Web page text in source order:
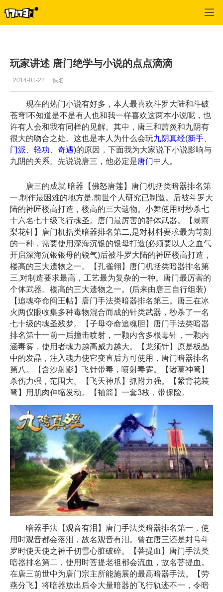
玩家讲述 唐门绝学与小说的点点滴滴
2014-01-22 佚名
现在的热门小说有好多，本人最喜欢斗罗大陆和斗破
苍穹!不知道是不是有人也和我一样喜欢这两本小说呢，也
许有人会和我有同样的见解。其中，唐三和萧炎和九阴有
很大的吻合之处。这也是本人为什么会玩九阴真经(新手
门派
轻功 奇遇)的原因，下面我为大家说下小说影响与
九阴的关系。先说说唐三，他必定是唐门中人。
唐三的成就 暗器【佛怒唐莲】唐门机括类暗器排名第
一,制作最困难的地方是,前世个人研究已制造。后被斗罗大
陆的神匠楼高打造，楼高的三大遗物。小舞使用时秒杀七
十六名七十级飞行魂圣。唐门最厉害的群体武器。【暴雨
梨花针】唐门机括类暗器排名第二,是对材料要求最为苛刻
的一种，需要使用深海沉银的银母打造(必须要以人之血气
开启深海沉银银母的锐气)后被斗罗大陆的神匠楼高打造，
楼高的三大遗物之一。【孔雀翎】唐门机括类暗器排名第
三,对制造要求最高，工艺最为复杂的一种。唐门最厉害的
个体武器。楼高的三大遗物之一。(后来由唐三自行组装)
【追魂夺命阎王帖】唐门手法类暗器排名第三。唐三在冰
火两仪眼收集多种毒物混合而成的针类武器，秒杀了一名
七十级的魂圣残梦。【子母夺命追魂胆】唐门手法类暗器
排名第十一前一后撞击喷射，一颗内含多根毒针，一颗内
涵毒雾，使用者魂力越高威力越大。【龙须针】原是板晶
中的发晶，注入魂力使它变直后方可使用，唐门暗器排名
第八。【含沙射影】飞针带毒，喷射毒雾。【诸葛神弩】
杀伤力强，范围大。【飞天神爪】抓附力强。【紧背花装
弩】用肌肉伸缩发动。【袖箭】一套3枚，带保险。
暗器手法【观音有泪】唐门手法类暗器排名第一，使
用时观音都会落泪，故名观音有泪。曾在唐三还是封号斗
罗时使天使之神千仞雪心脏破碎。【菩提血】唐门手法类
暗器排名第二，使用时菩提老祖都会流血，故名菩提血。
在唐三前世中为唐门宗主所能施展的最高暗器手法。【劳
燕分飞】将暗器放出后令大量暗器的飞行轨迹不一，令暗